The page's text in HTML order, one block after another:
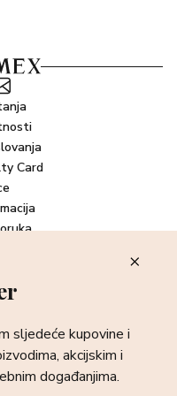
se stvorio puderast i čist
PARFUM.
Card
i ekskluzivnim
Prijava
sljedeće kupovine i
akcijskim i
događanjima.